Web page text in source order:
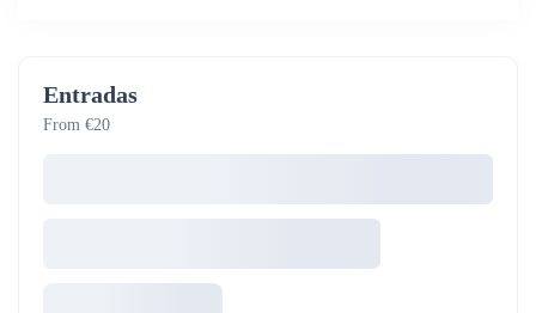
Entradas
From €20